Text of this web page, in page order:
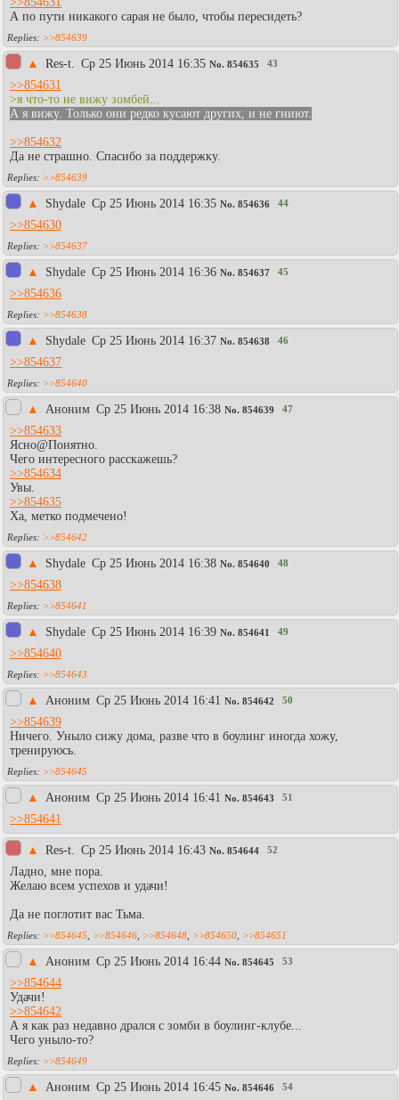
А по пути никакого сарая не было, чтобы пересидеть?
>>854639
▲ Res-t. Ср 25 Июнь 2014 16:35 No. 854635 43
>>854631
>я что-то не вижу зомбей...
А я вижу. Только они редко кусают других, и не гниют.
>>854632
Да не страшно. Спасибо за поддержку.
>>854639
▲ Shydale Ср 25 Июнь 2014 16:35 No. 854636 44
>>854630
>>854637
▲ Shydale Ср 25 Июнь 2014 16:36 No. 854637 45
>>854636
>>854638
▲ Shydale Ср 25 Июнь 2014 16:37 No. 854638 46
>>854637
>>854640
▲ Аноним Ср 25 Июнь 2014 16:38 No. 854639 47
>>854633
Ясно@Понятно.
Чего интересного расскажешь?
>>854634
Увы.
>>854635
Ха, метко подмечено!
>>854642
▲ Shydale Ср 25 Июнь 2014 16:38 No. 854640 48
>>854638
>>854641
▲ Shydale Ср 25 Июнь 2014 16:39 No. 854641 49
>>854640
>>854643
▲ Аноним Ср 25 Июнь 2014 16:41 No. 854642 50
>>854639
Ничего. Уныло сижу дома, разве что в боулинг иногда хожу,
тренируюсь.
>>854645
▲ Аноним Ср 25 Июнь 2014 16:41 No. 854643 51
>>854641
▲ Res-t. Ср 25 Июнь 2014 16:43 No. 854644 52
Ладно, мне пора.
Желаю всем успехов и удачи!
Да не поглотит вас Тьма.
>>854645 >>854646 >>854648 >>854650 >>854651
▲ Аноним Ср 25 Июнь 2014 16:44 No. 854645 53
>>854644
Удачи!
>>854642
А я как раз недавно дрался с зомби в боулинг-клубе...
Чего уныло-то?
>>854649
▲ Аноним Ср 25 Июнь 2014 16:45 No. 854646 54